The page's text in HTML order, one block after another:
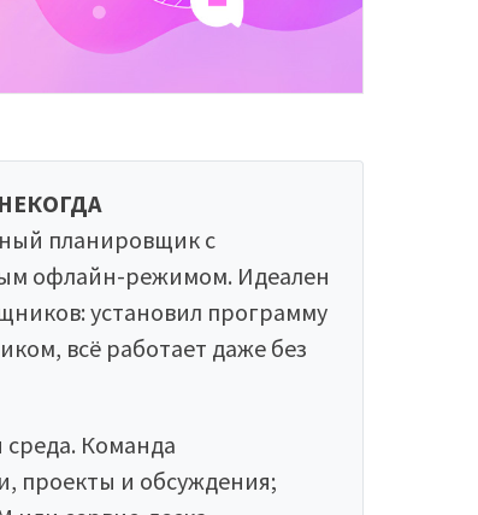
планировщик с
офлайн-режимом. Идеален
установил программу
всё работает даже без
Команда
проекты и обсуждения;